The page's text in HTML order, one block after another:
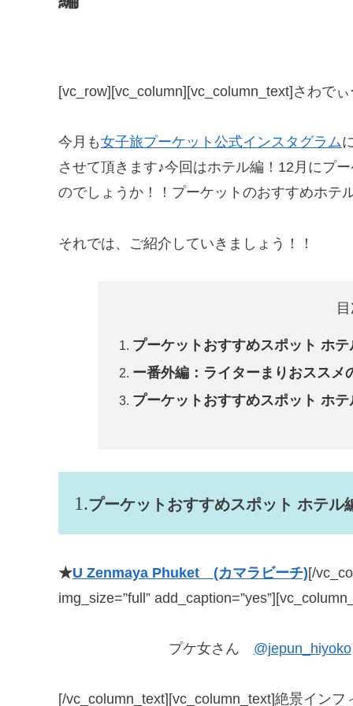
[vc_row][vc_column][vc_column_text]さわで
今月も女子旅プーケット公式インスタグラム
させて頂きます♪今回はホテル編！12月にプ
のでしょうか！！プーケットのおすすめホテ
それでは、ご紹介していきましょう！！
プーケットおすすめスポット ホテ
ー番外編：ライターまりおスス
プーケットおすすめスポット ホ
プーケットおすすめスポット ホテル
★U Zenmaya Phuket (カマラビーチ)[/
img_size=”full”
プケ女さん @jepun_hiyoko
[/vc_column_text][vc_column_text]絶景イン